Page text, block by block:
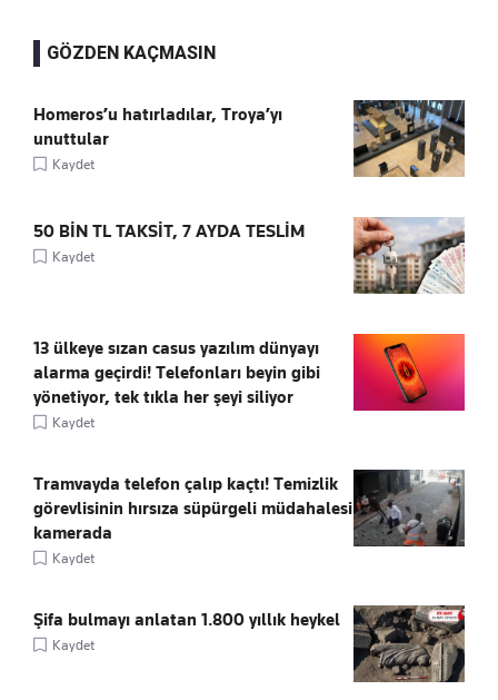
GÖZDEN KAÇMASIN
Homeros’u hatırladılar, Troya’yı
unuttular
Kaydet
50 BİN TL TAKSİT, 7 AYDA TESLİM
Kaydet
13 ülkeye sızan casus yazılım dünyayı
alarma geçirdi! Telefonları beyin gibi
yönetiyor, tek tıkla her şeyi siliyor
Kaydet
Tramvayda telefon çalıp kaçtı! Temizlik
görevlisinin hırsıza süpürgeli müdahalesi
kamerada
Kaydet
Şifa bulmayı anlatan 1.800 yıllık heykel
Kaydet